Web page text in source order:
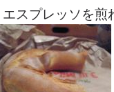
エスプレッソを